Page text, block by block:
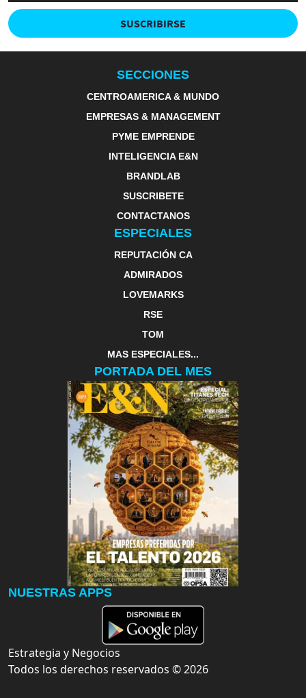
SUSCRIBIRSE
SECCIONES
CENTROAMERICA & MUNDO
EMPRESAS & MANAGEMENT
PYME EMPRENDE
INTELIGENCIA E&N
BRANDLAB
SUSCRIBETE
CONTACTANOS
ESPECIALES
REPUTACIÓN CA
ADMIRADOS
LOVEMARKS
RSE
TOM
MAS ESPECIALES...
PORTADA DEL MES
NUESTRAS APPS
Estrategia y Negocios
Todos los derechos reservados ©2026